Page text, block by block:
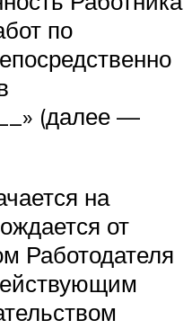
по
(далее —
на
от
Работодателя